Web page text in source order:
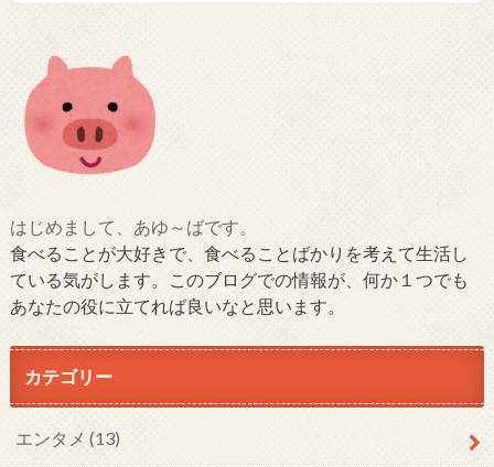
はじめまして、あゆ～ばです。
食べることが大好きで、食べることばかりを考えて生活し
ている気がします。このブログでの情報が、何か１つでも
あなたの役に立てれば良いなと思います。
カテゴリー
エンタメ (13)